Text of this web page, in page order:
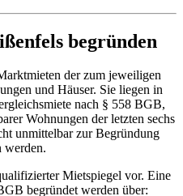
begründen
der zum jeweiligen
und Häuser. Sie liegen in
nach § 558 BGB,
Wohnungen der letzten sechs
unmittelbar zur Begründung
werden.
Mietspiegel vor. Eine
begründet werden über: